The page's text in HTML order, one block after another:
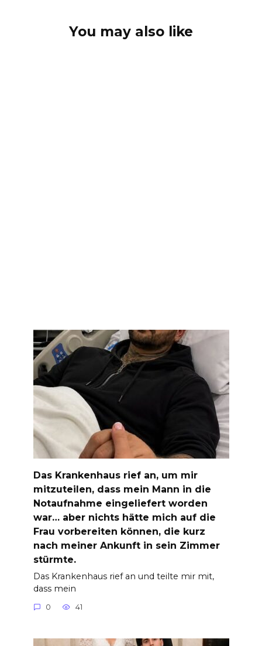
You may also like
Das Krankenhaus rief an, um mir
mitzuteilen, dass mein Mann in die
Notaufnahme eingeliefert worden
war… aber nichts hätte mich auf die
Frau vorbereiten können, die kurz
nach meiner Ankunft in sein Zimmer
stürmte.
Das Krankenhaus rief an und teilte mir mit,
dass mein
0 41